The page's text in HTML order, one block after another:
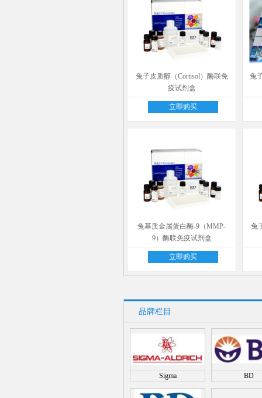
兔子皮质醇（Cortisol）酶联免
疫试剂盒
立即购买
兔
兔基质金属蛋白酶-9（MMP-
9）酶联免疫试剂盒
立即购买
兔
品牌栏目
Sigma BD